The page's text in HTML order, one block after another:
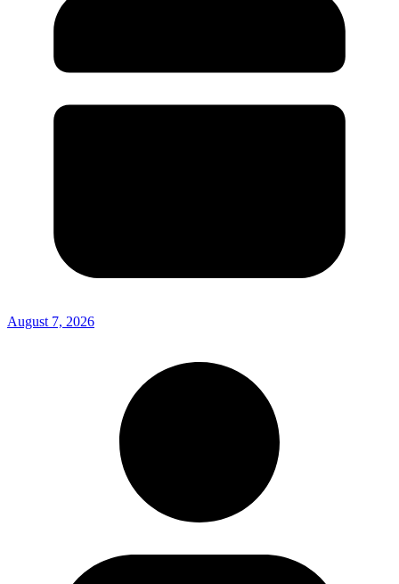
August 7, 2026